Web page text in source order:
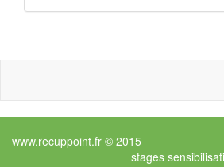
www.recuppoint.fr © 2015
stages